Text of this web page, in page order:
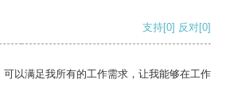
支持[0] 反对[0]
以满足我所有的工作需求，让我能够在工作